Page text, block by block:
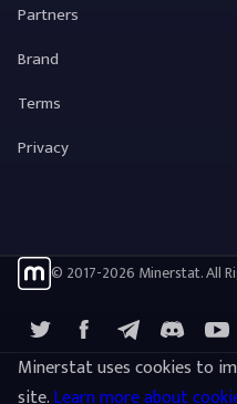
Partners
Brand
Terms
Privacy
© 2017-2026 Minerstat. All
FacebookTelegram
Minerstat uses cookies to
site.Learn more about